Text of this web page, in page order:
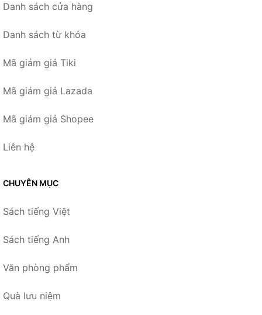
Danh sách cửa hàng
Danh sách từ khóa
Mã giảm giá Tiki
Mã giảm giá Lazada
Mã giảm giá Shopee
Liên hệ
CHUYÊN MỤC
Sách tiếng Việt
Sách tiếng Anh
Văn phòng phẩm
Quà lưu niệm